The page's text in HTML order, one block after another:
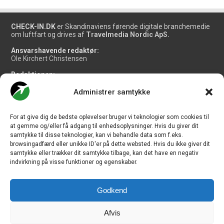
Administrer samtykke
For at give dig de bedste oplevelser bruger vi teknologier som cookies til
at gemme og/eller få adgang til enhedsoplysninger. Hvis du giver dit
samtykke til disse teknologier, kan vi behandle data som f.eks.
browsingadfærd eller unikke ID'er på dette websted. Hvis du ikke giver dit
samtykke eller trækker dit samtykke tilbage, kan det have en negativ
indvirkning på visse funktioner og egenskaber.
Godkend
Afvis
CHECK-IN.DK er Skandinaviens førende digitale branchemedie
om luftfart og drives af Travelmedia Nordic ApS.
Ansvarshavende redaktør:
Ole Kirchert Christensen
Redaktionen:
Christian Granhøj Skouboe
Henrik Baumgarten
Danny Longhi Andreasen
Salg og jobannoncer:
salg@travelmedianordic.com
Vi tager ansvar for indholdet og er tilmeldt